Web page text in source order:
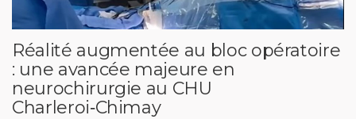
Réalité augmentée au bloc opératoire
: une avancée majeure en
neurochirurgie au CHU
Charleroi‑Chimay